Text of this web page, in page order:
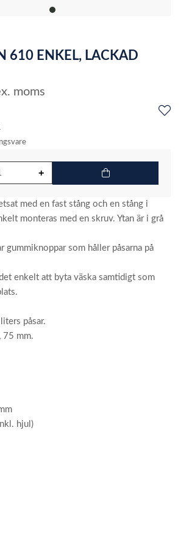
item
610 ENKEL, LACKAD
moms
med en fast stång och en stång i
monteras med en skruv. Ytan är i grå
gummiknoppar som håller påsarna på
enkelt att byta väska samtidigt som
påsar.
75 mm.
hjul)